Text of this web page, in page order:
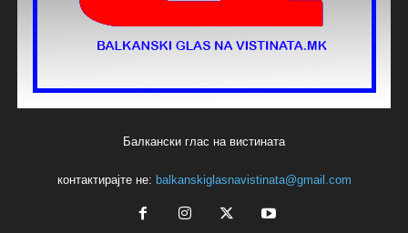
Балкански глас на вистината
контактирајте не: balkanskiglasnavistinata@gmail.com